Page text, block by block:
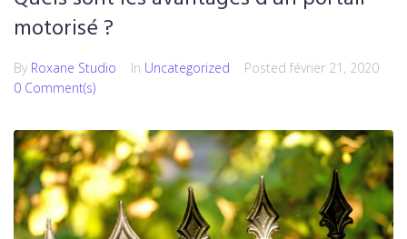
motorisé ?
By Roxane Studio In Uncategorized Posted février 21, 2020
0 Comment(s)